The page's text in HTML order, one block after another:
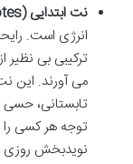
نت ابتدایی (Top Notes):
انرژی است.
ترکیبی بی نظیر
می آورند. این
تابستانی، حسی
توجه هر کسی را
نویدبخش روزی